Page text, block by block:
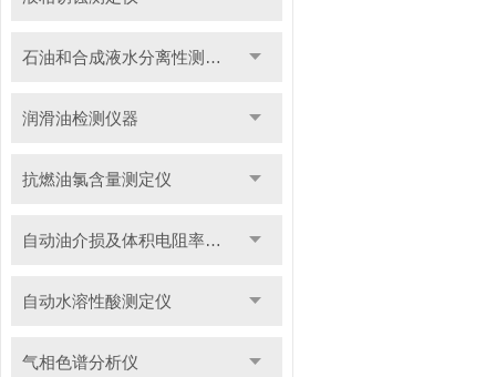
石油和合成液水分离性测定仪
润滑油检测仪器
抗燃油氯含量测定仪
自动油介损及体积电阻率测定仪
自动水溶性酸测定仪
气相色谱分析仪